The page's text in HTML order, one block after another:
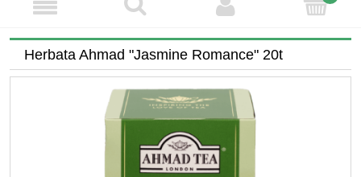
Herbata Ahmad "Jasmine Romance" 20t